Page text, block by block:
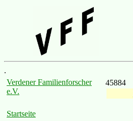
.
Verdener Familienforscher
e.V.
Startseite
45884